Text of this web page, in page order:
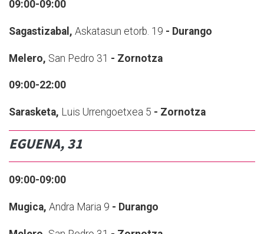
09:00-09:00
Sagastizabal, Askatasun etorb. 19 - Durango
Melero, San Pedro 31 - Zornotza
09:00-22:00
Sarasketa, Luis Urrengoetxea 5 - Zornotza
EGUENA, 31
09:00-09:00
Mugica, Andra Maria 9 - Durango